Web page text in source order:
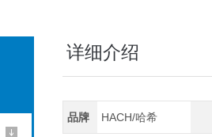
详细介绍
品牌 HACH/哈希